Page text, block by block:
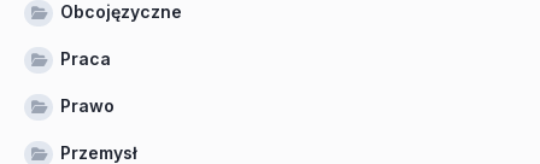
Obcojęzyczne
Praca
Prawo
Przemysł